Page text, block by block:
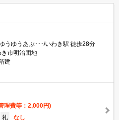
うゆうあぶ･･･/いわき駅 徒歩28分
市明治団地
建
理費等：2,000円)
礼
なし